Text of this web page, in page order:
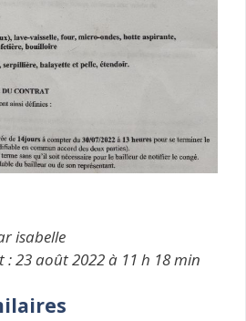
isabelle
: 23 août 2022 à 11 h 18 min